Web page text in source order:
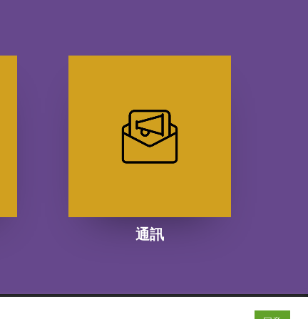
通訊